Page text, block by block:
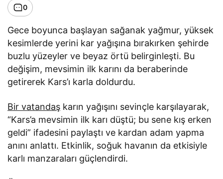
0
Gece boyunca başlayan sağanak yağmur, yüksek
kesimlerde yerini kar yağışına bırakırken şehirde
buzlu yüzeyler ve beyaz örtü belirginleşti. Bu
değişim, mevsimin ilk karını da beraberinde
getirerek Kars’ı karla doldurdu.
Bir vatandaş karın yağışını sevinçle karşılayarak,
“Kars’a mevsimin ilk karı düştü; bu sene kış erken
geldi” ifadesini paylaştı ve kardan adam yapma
anını anlattı. Etkinlik, soğuk havanın da etkisiyle
karlı manzaraları güçlendirdi.